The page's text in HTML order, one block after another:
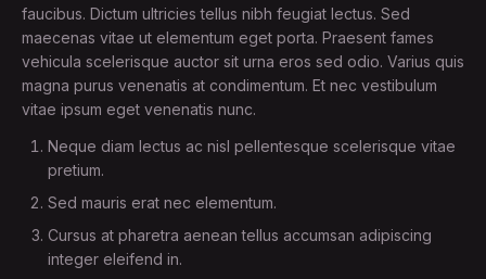
faucibus. Dictum ultricies tellus nibh feugiat lectus. Sed
maecenas vitae ut elementum eget porta. Praesent fames
vehicula scelerisque auctor sit urna eros sed odio. Varius quis
magna purus venenatis at condimentum. Et nec vestibulum
vitae ipsum eget venenatis nunc.
Neque diam lectus ac nisl pellentesque scelerisque vitae
pretium.
Sed mauris erat nec elementum.
Cursus at pharetra aenean tellus accumsan adipiscing
integer eleifend in.